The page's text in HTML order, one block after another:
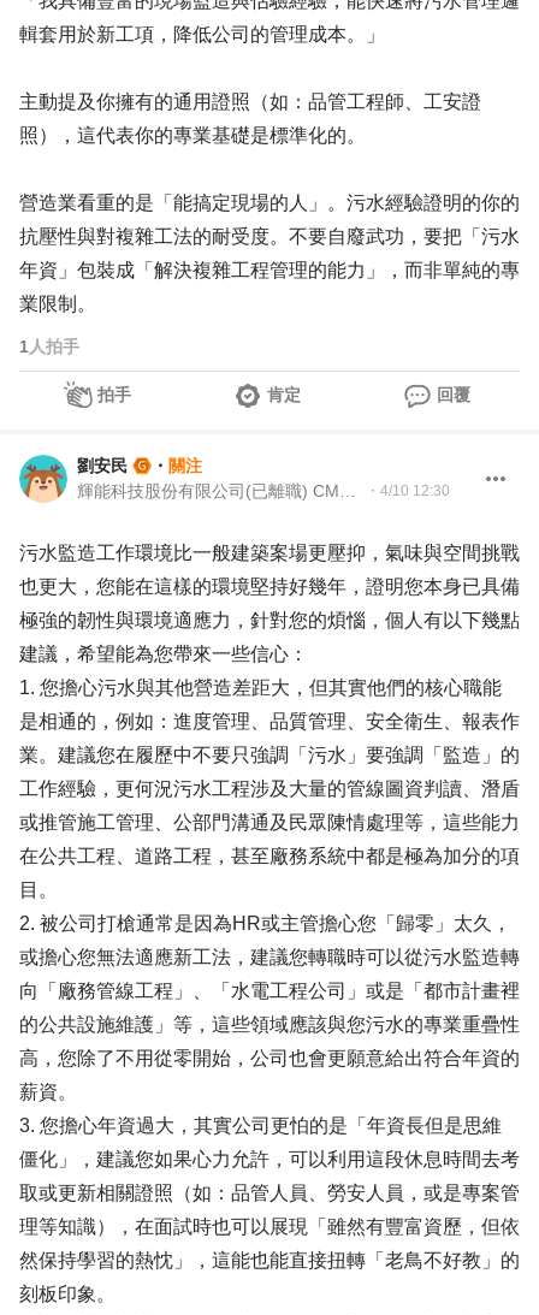
輯套用於新工項，降低公司的管理成本。」
主動提及你擁有的通用證照（如：品管工程師、工安證
照），這代表你的專業基礎是標準化的。
營造業看重的是「能搞定現場的人」。污水經驗證明的你的
抗壓性與對複雜工法的耐受度。不要自廢武功，要把「污水
年資」包裝成「解決複雜工程管理的能力」，而非單純的專
業限制。
1 人拍手
拍手 肯定 回覆
劉安民 ・ 關注
・ 4/10 12:30
污水監造工作環境比一般建築案場更壓抑，氣味與空間挑戰
也更大，您能在這樣的環境堅持好幾年，證明您本身已具備
極強的韌性與環境適應力，針對您的煩惱，個人有以下幾點
建議，希望能為您帶來一些信心：
1. 您擔心污水與其他營造差距大，但其實他們的核心職能
是相通的，例如：進度管理、品質管理、安全衛生、報表作
業。建議您在履歷中不要只強調「污水」要強調「監造」的
工作經驗，更何況污水工程涉及大量的管線圖資判讀、潛盾
或推管施工管理、公部門溝通及民眾陳情處理等，這些能力
在公共工程、道路工程，甚至廠務系統中都是極為加分的項
目。
2. 被公司打槍通常是因為HR或主管擔心您「歸零」太久，
或擔心您無法適應新工法，建議您轉職時可以從污水監造轉
向「廠務管線工程」、「水電工程公司」或是「都市計畫裡
的公共設施維護」等，這些領域應該與您污水的專業重疊性
高，您除了不用從零開始，公司也會更願意給出符合年資的
薪資。
3. 您擔心年資過大，其實公司更怕的是「年資長但是思維
僵化」，建議您如果心力允許，可以利用這段休息時間去考
取或更新相關證照（如：品管人員、勞安人員，或是專案管
理等知識），在面試時也可以展現「雖然有豐富資歷，但依
然保持學習的熱忱」，這能也能直接扭轉「老鳥不好教」的
刻板印象。